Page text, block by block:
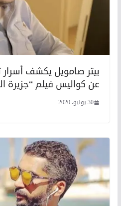
بيتر صامويل يكشف أسرار
عن كواليس فيلم “جزيرة
30 يوليو، 2020